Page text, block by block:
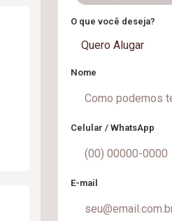
O que você deseja?
Quero Alugar
Nome
Celular / WhatsApp
E-mail